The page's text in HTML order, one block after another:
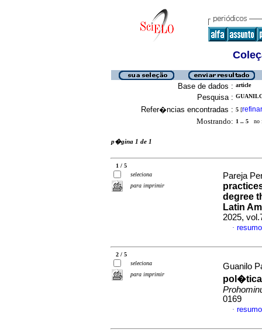
Base de dados : article
Pesquisa :
Refer�ncias encontradas : 5 [refinar
Mostrando: 1 .. 5 no
p�gina 1 de 1
1 / 5
seleciona
para imprimir
Pareja
degree
Latin
2025,
·
2 / 5
seleciona
para imprimir
Guanilo
pol�tica
0169
·